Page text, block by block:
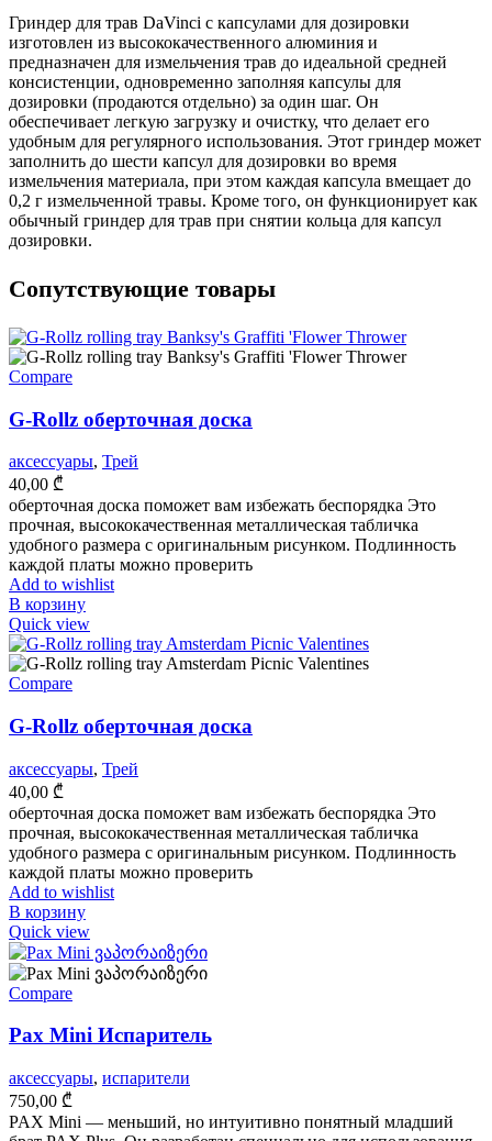
Гриндер для трав DaVinci с капсулами для дозировки
изготовлен из высококачественного алюминия и
предназначен для измельчения трав до идеальной средней
консистенции, одновременно заполняя капсулы для
дозировки (продаются отдельно) за один шаг. Он
обеспечивает легкую загрузку и очистку, что делает его
удобным для регулярного использования. Этот гриндер может
заполнить до шести капсул для дозировки во время
измельчения материала, при этом каждая капсула вмещает до
0,2 г измельченной травы. Кроме того, он функционирует как
обычный гриндер для трав при снятии кольца для капсул
дозировки.
Cопутствующие товары
Compare
G-Rollz оберточная доска
аксессуары, Трей
40,00 ₾
оберточная доска поможет вам избежать беспорядка Это
прочная, высококачественная металлическая табличка
удобного размера с оригинальным рисунком. Подлинность
каждой платы можно проверить
Add to wishlist
В корзину
Quick view
Compare
G-Rollz оберточная доска
аксессуары, Трей
40,00 ₾
оберточная доска поможет вам избежать беспорядка Это
прочная, высококачественная металлическая табличка
удобного размера с оригинальным рисунком. Подлинность
каждой платы можно проверить
Add to wishlist
В корзину
Quick view
Compare
Pax Mini Испаритель
аксессуары, испарители
750,00 ₾
PAX Mini — меньший, но интуитивно понятный младший